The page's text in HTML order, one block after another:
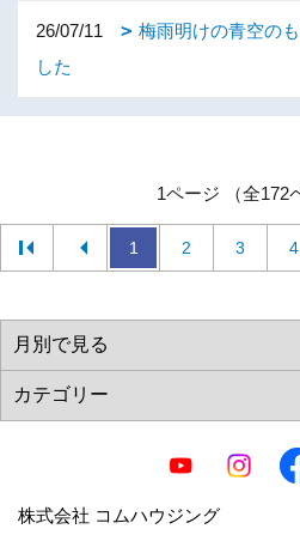
26/07/11
梅雨明けの青空の
した
1ページ （全172
1 2 3 4
株式会社 コムハウジング